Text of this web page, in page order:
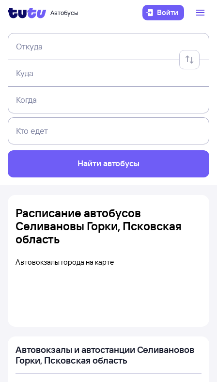
Автобусы Войти
Откуда
Куда
Когда
Кто едет
Найти автобусы
Расписание автобусов
Селивановы Горки, Псковская
область
Автовокзалы города на карте
Автовокзалы и автостанции Селивановов
Горки, Псковская область